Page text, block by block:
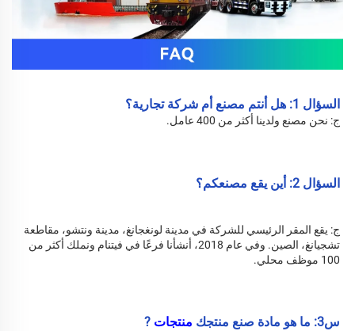
السؤال 1: هل أنتم مصنع أم شركة تجارية؟
ج: نحن مصنع ولدينا أكثر من 400 عامل.
السؤال 2: أين يقع مصنعكم؟
ج:
100 موظف محلي.
س3: ما هو مادة صنع منتجك منتجات ?